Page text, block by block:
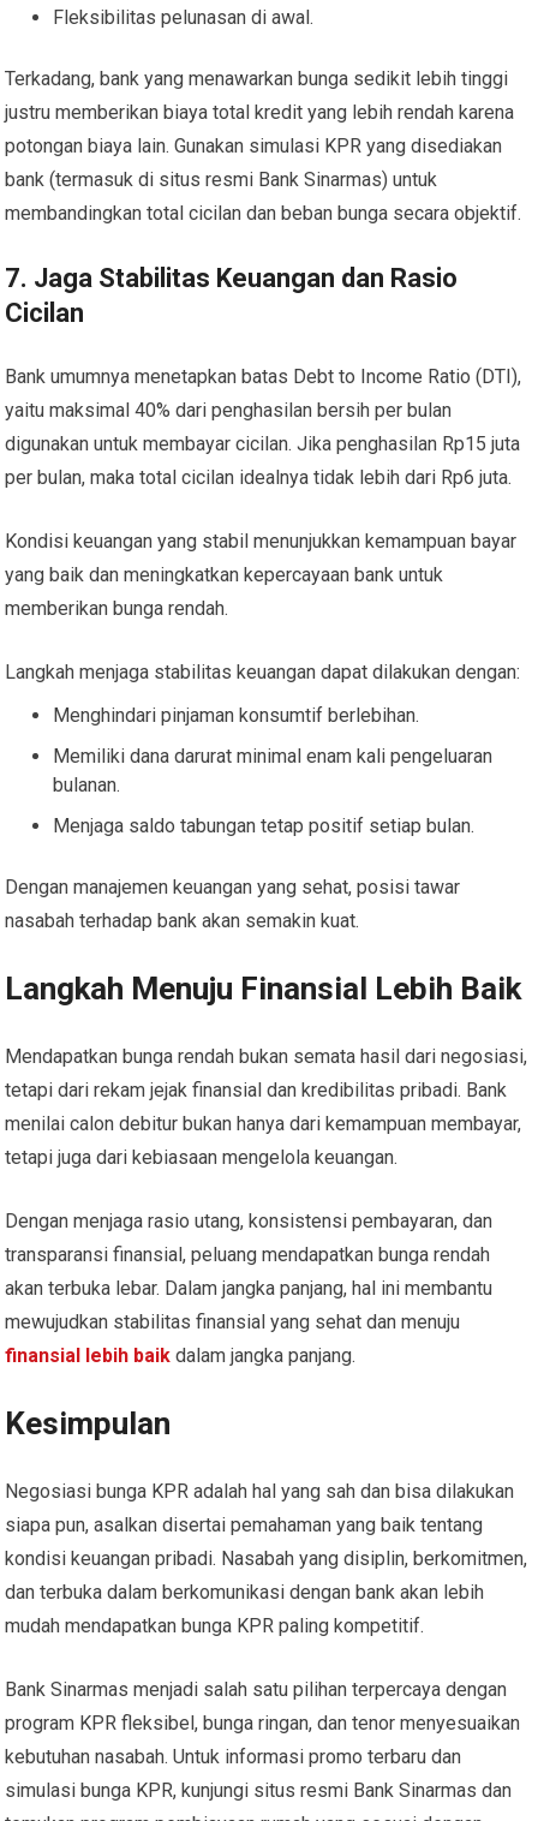
Fleksibilitas pelunasan di awal.
Terkadang, bank yang menawarkan bunga sedikit lebih tinggi
justru memberikan biaya total kredit yang lebih rendah karena
potongan biaya lain. Gunakan simulasi KPR yang disediakan
bank (termasuk di situs resmi Bank Sinarmas) untuk
membandingkan total cicilan dan beban bunga secara objektif.
7. Jaga Stabilitas Keuangan dan Rasio
Cicilan
Bank umumnya menetapkan batas Debt to Income Ratio (DTI),
yaitu maksimal 40% dari penghasilan bersih per bulan
digunakan untuk membayar cicilan. Jika penghasilan Rp15 juta
per bulan, maka total cicilan idealnya tidak lebih dari Rp6 juta.
Kondisi keuangan yang stabil menunjukkan kemampuan bayar
yang baik dan meningkatkan kepercayaan bank untuk
memberikan bunga rendah.
Langkah menjaga stabilitas keuangan dapat dilakukan dengan:
Menghindari pinjaman konsumtif berlebihan.
Memiliki dana darurat minimal enam kali pengeluaran
bulanan.
Menjaga saldo tabungan tetap positif setiap bulan.
Dengan manajemen keuangan yang sehat, posisi tawar
nasabah terhadap bank akan semakin kuat.
Langkah Menuju Finansial Lebih Baik
Mendapatkan bunga rendah bukan semata hasil dari negosiasi,
tetapi dari rekam jejak finansial dan kredibilitas pribadi. Bank
menilai calon debitur bukan hanya dari kemampuan membayar,
tetapi juga dari kebiasaan mengelola keuangan.
Dengan menjaga rasio utang, konsistensi pembayaran, dan
transparansi finansial, peluang mendapatkan bunga rendah
akan terbuka lebar. Dalam jangka panjang, hal ini membantu
mewujudkan stabilitas finansial yang sehat dan menuju
finansial lebih baik dalam jangka panjang.
Kesimpulan
Negosiasi bunga KPR adalah hal yang sah dan bisa dilakukan
siapa pun, asalkan disertai pemahaman yang baik tentang
kondisi keuangan pribadi. Nasabah yang disiplin, berkomitmen,
dan terbuka dalam berkomunikasi dengan bank akan lebih
mudah mendapatkan bunga KPR paling kompetitif.
Bank Sinarmas menjadi salah satu pilihan terpercaya dengan
program KPR fleksibel, bunga ringan, dan tenor menyesuaikan
kebutuhan nasabah. Untuk informasi promo terbaru dan
simulasi bunga KPR, kunjungi situs resmi Bank Sinarmas dan